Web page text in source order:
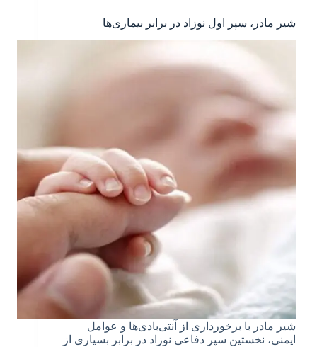
شیر مادر، سپر اول نوزاد در برابر بیماری‌ها
شیر مادر با برخورداری از آنتی‌بادی‌ها و عوامل
ایمنی، نخستین سپر دفاعی نوزاد در برابر بسیاری از